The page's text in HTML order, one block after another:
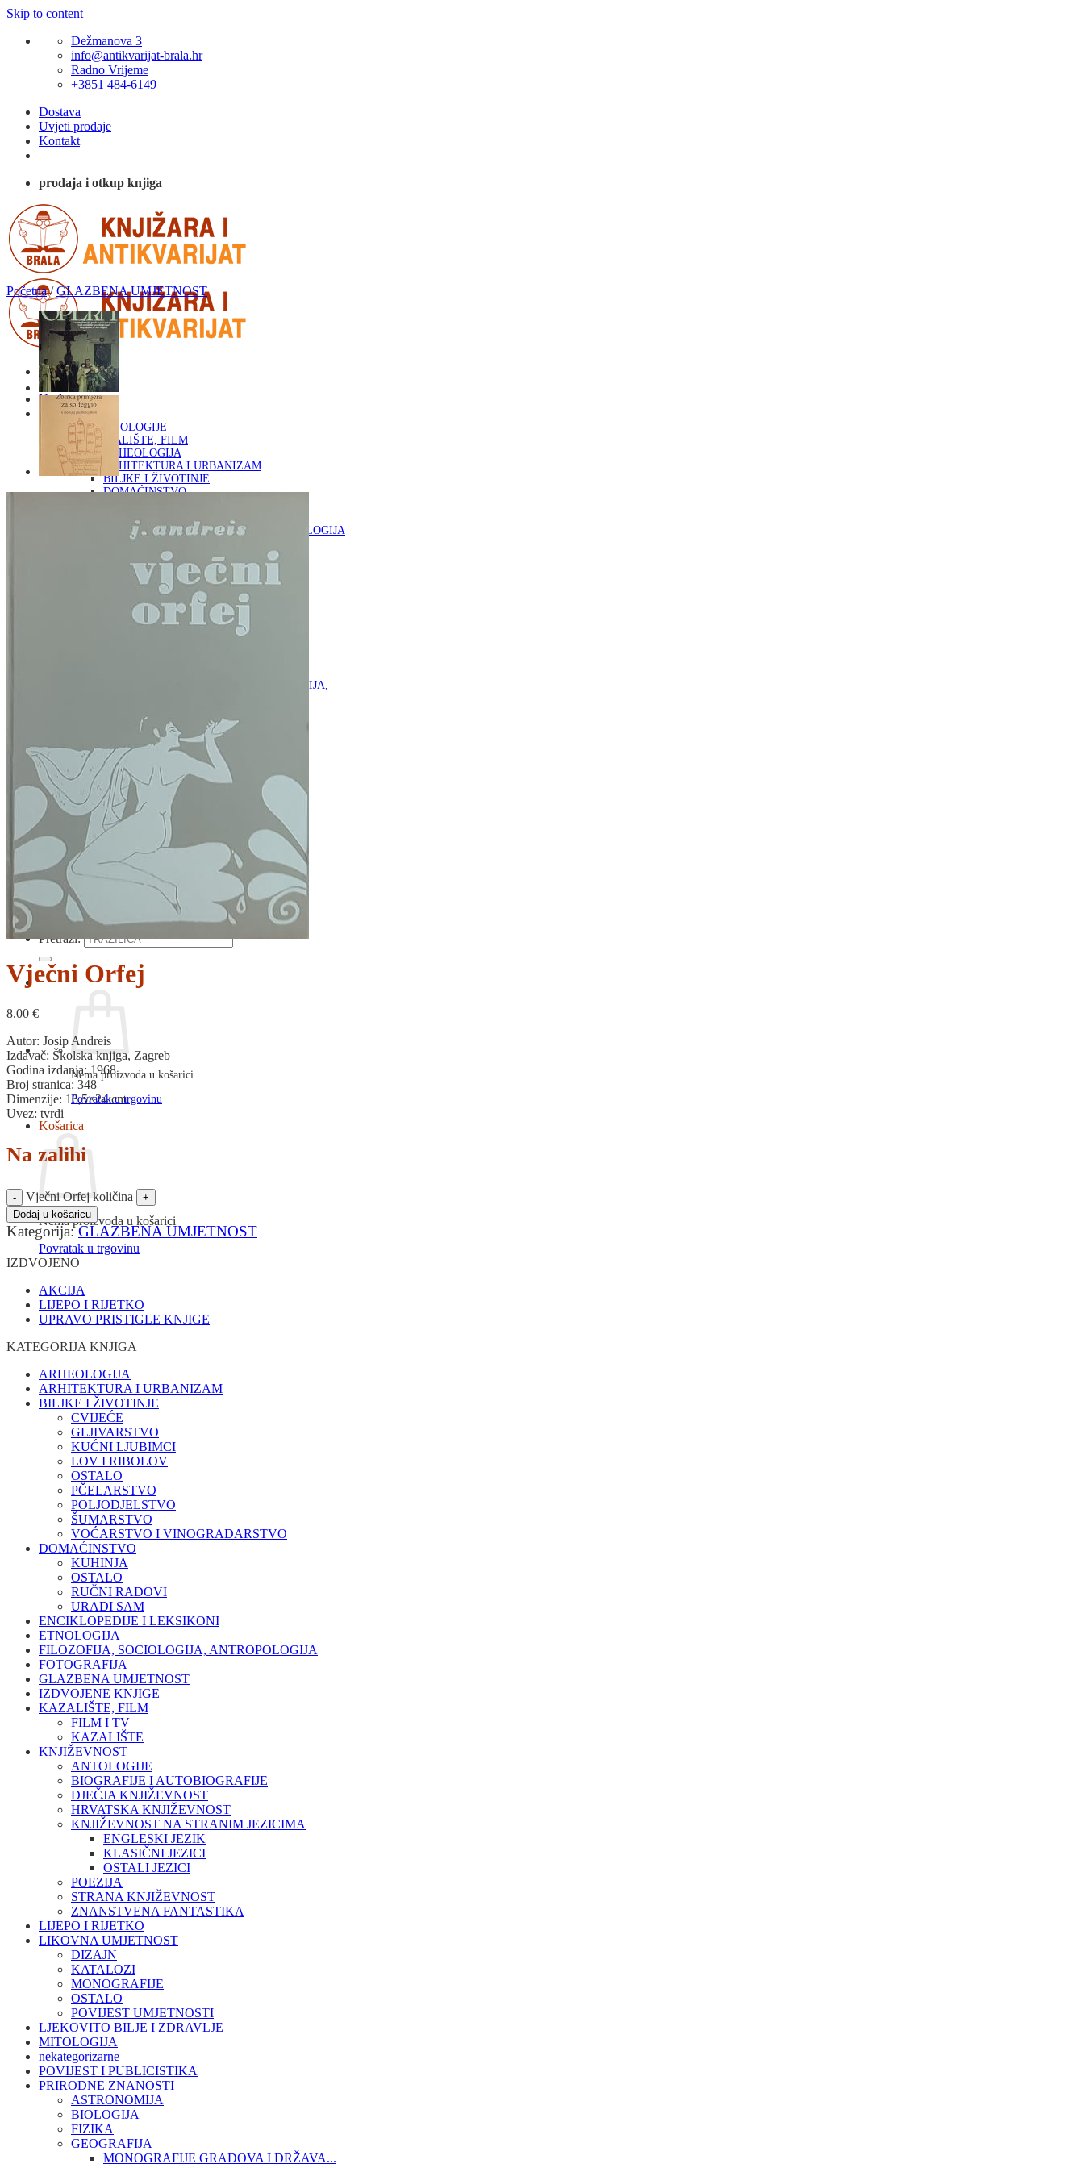
Skip to content
Dežmanova 3
info@antikvarijat-brala.hr
Radno Vrijeme
+3851 484-6149
Dostava
Uvjeti prodaje
Kontakt
prodaja i otkup knjiga
Naslovna
KNJIGE
OD ARHEOLOGIJE
DO KAZALIŠTE, FILM
ARHEOLOGIJA
ARHITEKTURA I URBANIZAM
BILJKE I ŽIVOTINJE
DOMAĆINSTVO
ETNOLOGIJA
FILOZOFIJA, SOCIOLOGIJA, ANTROPOLOGIJA
FOTOGRAFIJA
GLAZBENA UMJETNOST
KAZALIŠTE, FILM
OD KNJIŽEVNOST
KNJIŽEVNOST
LIKOVNA UMJETNOST
LJEKOVITO BILJE I ZDRAVLJE
PSIHOLOGIJA, POPULARNA PSIHOLOGIJA,
RELIGIJA
DO ZEMLJOVIDA
RJEČNICI, GRAMATIKE, PRAVOPISI…
ŠAH
SPORT
STRIPOVI
TEHNIČKE ZNANOSTI
TEORIJA I POVIJEST KNJIŽEVNOSTI
ZAGREB
ZEMLJOVIDI
Otkup knjiga
O nama
Novosti
AKCIJA
Pretraži:
Nema proizvoda u košarici
Povratak u trgovinu
Košarica
Nema proizvoda u košarici
Povratak u trgovinu
Početna / GLAZBENA UMJETNOST
Vječni Orfej
8.00 €
Autor: Josip Andreis
Izdavač: Školska knjiga, Zagreb
Godina izdanja: 1968.
Broj stranica: 348
Dimenzije: 16,5×24 cm
Uvez: tvrdi
Na zalihi
Vječni Orfej količina
Dodaj u košaricu
Kategorija:GLAZBENA UMJETNOST
IZDVOJENO
AKCIJA
LIJEPO I RIJETKO
UPRAVO PRISTIGLE KNJIGE
KATEGORIJA KNJIGA
ARHEOLOGIJA
ARHITEKTURA I URBANIZAM
BILJKE I ŽIVOTINJE
CVIJEĆE
GLJIVARSTVO
KUĆNI LJUBIMCI
LOV I RIBOLOV
OSTALO
PČELARSTVO
POLJODJELSTVO
ŠUMARSTVO
VOĆARSTVO I VINOGRADARSTVO
DOMAĆINSTVO
KUHINJA
OSTALO
RUČNI RADOVI
URADI SAM
ENCIKLOPEDIJE I LEKSIKONI
ETNOLOGIJA
FILOZOFIJA, SOCIOLOGIJA, ANTROPOLOGIJA
FOTOGRAFIJA
GLAZBENA UMJETNOST
IZDVOJENE KNJIGE
KAZALIŠTE, FILM
FILM I TV
KAZALIŠTE
KNJIŽEVNOST
ANTOLOGIJE
BIOGRAFIJE I AUTOBIOGRAFIJE
DJEČJA KNJIŽEVNOST
HRVATSKA KNJIŽEVNOST
KNJIŽEVNOST NA STRANIM JEZICIMA
ENGLESKI JEZIK
KLASIČNI JEZICI
OSTALI JEZICI
POEZIJA
STRANA KNJIŽEVNOST
ZNANSTVENA FANTASTIKA
LIJEPO I RIJETKO
LIKOVNA UMJETNOST
DIZAJN
KATALOZI
MONOGRAFIJE
OSTALO
POVIJEST UMJETNOSTI
LJEKOVITO BILJE I ZDRAVLJE
MITOLOGIJA
nekategorizarne
POVIJEST I PUBLICISTIKA
PRIRODNE ZNANOSTI
ASTRONOMIJA
BIOLOGIJA
FIZIKA
GEOGRAFIJA
MONOGRAFIJE GRADOVA I DRŽAVA...